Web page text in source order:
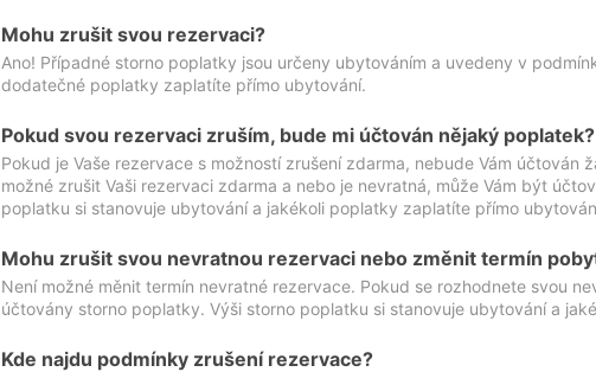
Mohu zrušit svou rezervaci?
Ano! Případné storno poplatky jsou určeny ubytováním a uvedeny v
dodatečné poplatky zaplatíte přímo ubytování.
Pokud svou rezervaci zruším, bude mi účtován nějaký poplatek?
Pokud je Vaše rezervace s možností zrušení zdarma, nebude Vám účtován
možné zrušit Vaši rezervaci zdarma a nebo je nevratná, může Vám být
poplatku si stanovuje ubytování a jakékoli poplatky zaplatíte přímo
Mohu zrušit svou nevratnou rezervaci nebo změnit termín
Není možné měnit termín nevratné rezervace. Pokud se rozhodnete svou
účtovány storno poplatky. Výši storno poplatku si stanovuje ubytování a
Kde najdu podmínky zrušení rezervace?